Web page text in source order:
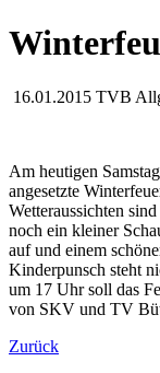
16.01.2015 TVB
Am heutigen
angesetzte
Wetteraussichten
noch ein kleiner
auf und einem
Kinderpunsch steht
um 17 Uhr soll das
von SKV und TV
Zurück